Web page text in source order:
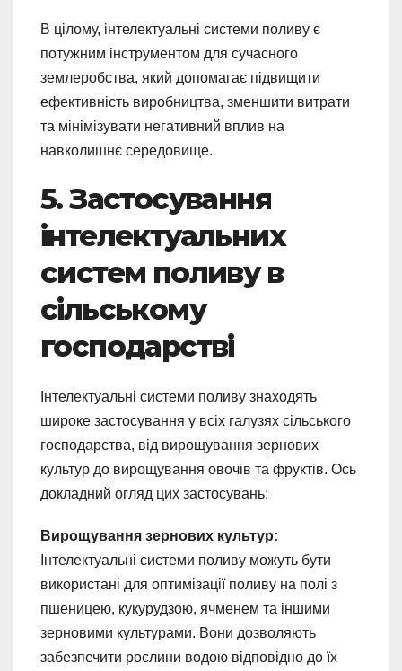
В цілому, інтелектуальні системи поливу є
потужним інструментом для сучасного
землеробства, який допомагає підвищити
ефективність виробництва, зменшити витрати
та мінімізувати негативний вплив на
навколишнє середовище.
5. Застосування
інтелектуальних
систем поливу в
сільському
господарстві
Інтелектуальні системи поливу знаходять
широке застосування у всіх галузях сільського
господарства, від вирощування зернових
культур до вирощування овочів та фруктів. Ось
докладний огляд цих застосувань:
Вирощування зернових культур:
Інтелектуальні системи поливу можуть бути
використані для оптимізації поливу на полі з
пшеницею, кукурудзою, ячменем та іншими
зерновими культурами. Вони дозволяють
забезпечити рослини водою відповідно до їх